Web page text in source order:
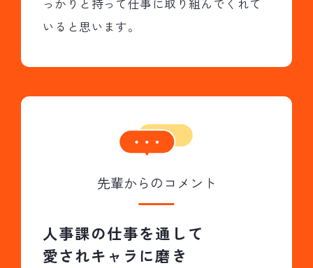
っかりと持って仕事に取り組んでくれて
いると思います。
先輩からのコメント
人事課の仕事を通して
愛されキャラに磨き